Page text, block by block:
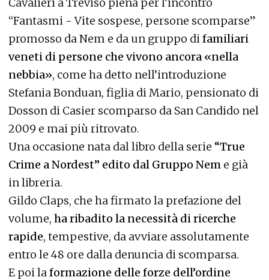
“Fantasmi - Vite sospese, persone scomparse”
promosso da Nem e da un gruppo di familiari
veneti di persone che vivono ancora «nella
nebbia», come ha detto nell’introduzione
Stefania Bonduan, figlia di Mario, pensionato di
Dosson di Casier scomparso da San Candido nel
2009 e mai più ritrovato.
Una occasione nata dal libro della serie “True
Crime a Nordest” edito dal Gruppo Nem e già
in libreria.
Gildo Claps, che ha firmato la prefazione del
volume, ha ribadito la necessità di ricerche
rapide, tempestive, da avviare assolutamente
entro le 48 ore dalla denuncia di scomparsa.
E poi la formazione delle forze dell’ordine